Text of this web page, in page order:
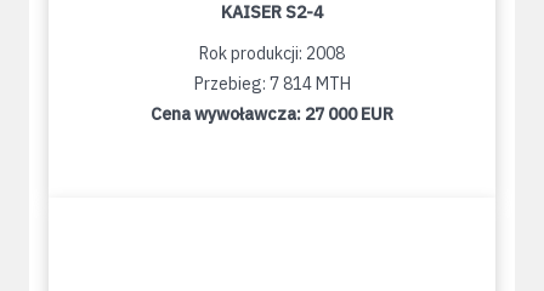
KAISER S2-4
Rok produkcji: 2008
Przebieg: 7 814 MTH
Cena wywoławcza: 27 000 EUR